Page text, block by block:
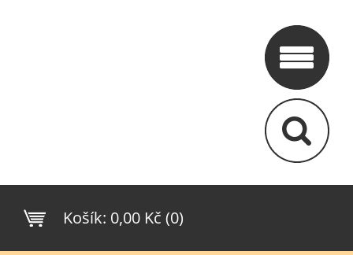
Košík: 0,00 Kč (0)